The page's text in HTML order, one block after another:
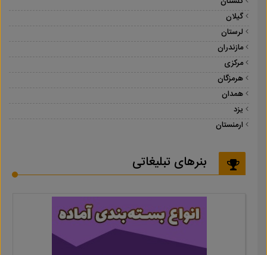
گیلان
لرستان
مازندران
مرکزی
هرمزگان
همدان
یزد
ارمنستان
بنرهای تبلیغاتی